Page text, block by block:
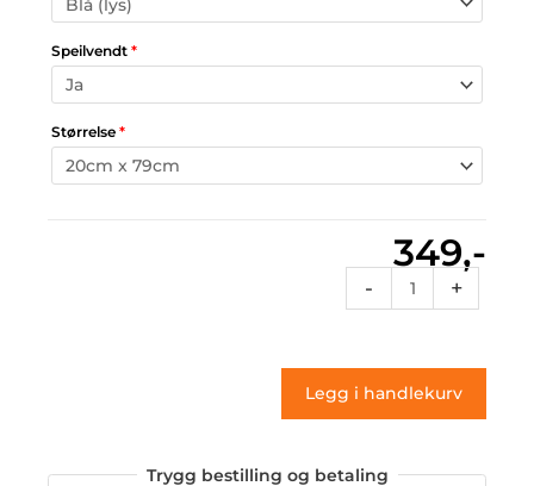
Speilvendt *
Størrelse *
349,-
-
Classic2
75
antall
+
Legg i handlekurv
Trygg bestilling og betaling